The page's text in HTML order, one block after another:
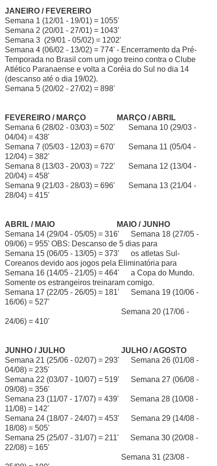
JANEIRO / FEVEREIRO
Semana 1 (12/01 - 19/01) = 1055'
Semana 2 (20/01 - 27/01) = 1043'
Semana 3 (29/01 - 05/02) = 1202'
Semana 4 (06/02 - 13/02) = 774' - Encerramento da Pré-
Temporada no Brasil com um jogo treino contra o Clube
Atlético Paranaense e volta a Coréia do Sul no dia 14
(descanso até o dia 19/02).
Semana 5 (20/02 - 27/02) = 898'
FEVEREIRO / MARÇO
MARÇO / ABRIL
Semana 6 (28/02 - 03/03) = 502' Semana 10 (29/03 -
04/04) = 438'
Semana 7 (05/03 - 12/03) = 670' Semana 11 (05/04 -
12/04) = 382'
Semana 8 (13/03 - 20/03) = 722' Semana 12 (13/04 -
20/04) = 458'
Semana 9 (21/03 - 28/03) = 696' Semana 13 (21/04 -
28/04) = 415'
ABRIL / MAIO
MAIO / JUNHO
Semana 14 (29/04 - 05/05) = 316' Semana 18 (27/05 -
09/06) = 955' OBS: Descanso de 5 dias para
Semana 15 (06/05 - 13/05) = 373' os atletas Sul-
Coreanos devido aos jogos pela Eliminatória para
Semana 16 (14/05 - 21/05) = 464' a Copa do Mundo.
Somente os estrangeiros treinaram comigo.
Semana 17 (22/05 - 26/05) = 181' Semana 19 (10/06 -
16/06) = 527'
Semana 20 (17/06 -
24/06) = 410'
JUNHO / JULHO
JULHO / AGOSTO
Semana 21 (25/06 - 02/07) = 293' Semana 26 (01/08 -
04/08) = 235'
Semana 22 (03/07 - 10/07) = 519' Semana 27 (06/08 -
09/08) = 356'
Semana 23 (11/07 - 17/07) = 439' Semana 28 (10/08 -
11/08) = 142'
Semana 24 (18/07 - 24/07) = 453' Semana 29 (14/08 -
18/08) = 505'
Semana 25 (25/07 - 31/07) = 211' Semana 30 (20/08 -
22/08) = 165'
Semana 31 (23/08 -